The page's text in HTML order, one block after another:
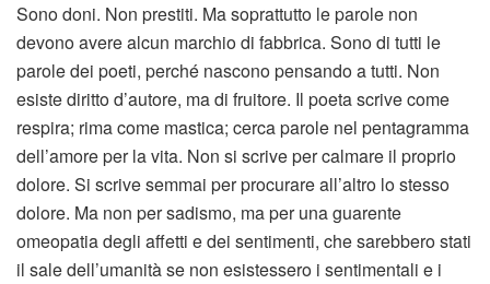
Sono doni. Non prestiti. Ma soprattutto le parole non
devono avere alcun marchio di fabbrica. Sono di tutti le
parole dei poeti, perché nascono pensando a tutti. Non
esiste diritto d’autore, ma di fruitore. Il poeta scrive come
respira; rima come mastica; cerca parole nel pentagramma
dell’amore per la vita. Non si scrive per calmare il proprio
dolore. Si scrive semmai per procurare all’altro lo stesso
dolore. Ma non per sadismo, ma per una guarente
omeopatia degli affetti e dei sentimenti, che sarebbero stati
il sale dell’umanità se non esistessero i sentimentali e i